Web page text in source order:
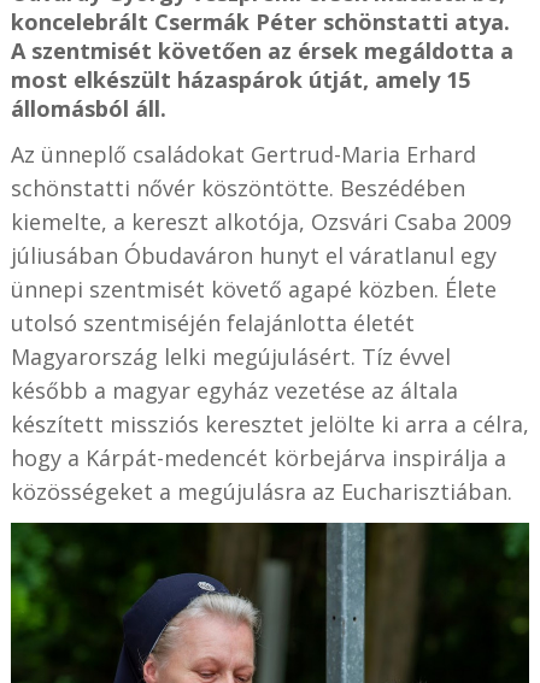
koncelebrált Csermák Péter schönstatti atya.
A szentmisét követően az érsek megáldotta a
most elkészült házaspárok útját, amely 15
állomásból áll.
Az ünneplő családokat Gertrud-Maria Erhard
schönstatti nővér köszöntötte. Beszédében
kiemelte, a kereszt alkotója, Ozsvári Csaba 2009
júliusában Óbudaváron hunyt el váratlanul egy
ünnepi szentmisét követő agapé közben. Élete
utolsó szentmiséjén felajánlotta életét
Magyarország lelki megújulásért. Tíz évvel
később a magyar egyház vezetése az általa
készített missziós keresztet jelölte ki arra a célra,
hogy a Kárpát-medencét körbejárva inspirálja a
közösségeket a megújulásra az Eucharisztiában.